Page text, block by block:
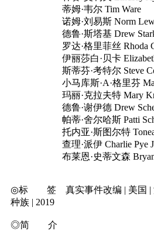
蒂姆·韦尔 Tim Ware
诺姆·刘易斯 Norm
德鲁·斯塔基 Drew
罗达·格里菲丝 Rhoda
伊丽莎白·贝卡 Elizabeth
斯蒂芬·考特尔 Steve
小马库斯·A·格里芬
玛丽·克拉夫特 Mary
德鲁·谢伊德 Drew
帕蒂·舍尔哈斯 Patti
托内亚·斯图尔特 Tonea
查理·派伊 Charlie Pye
布莱恩·史蒂文森 Bryan G.
◎标 签 真实事件改编 | 美国 |
种族 | 2019
◎简 介